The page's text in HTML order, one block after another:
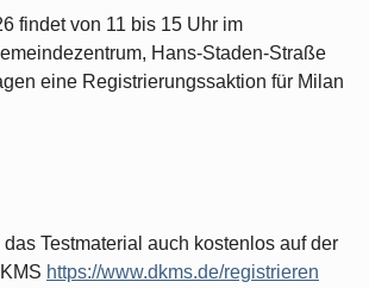
findet von 11 bis 15 Uhr im
Hans-Staden-Straße
eine Registrierungssaktion für Milan
Testmaterial auch kostenlos auf der
https://www.dkms.de/registrieren